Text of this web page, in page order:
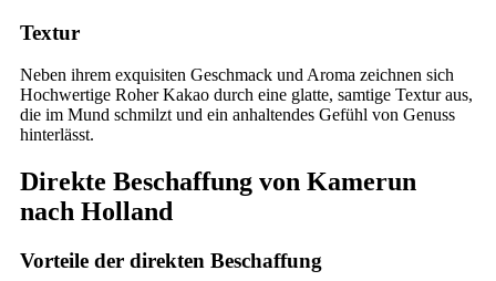
Textur
Neben ihrem exquisiten Geschmack und Aroma zeichnen sich
Hochwertige Roher Kakao durch eine glatte, samtige Textur aus,
die im Mund schmilzt und ein anhaltendes Gefühl von Genuss
hinterlässt.
Direkte Beschaffung von Kamerun
nach Holland
Vorteile der direkten Beschaffung